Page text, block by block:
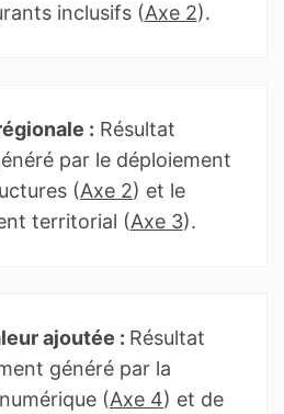
inclusifs (Axe 2).
: Résultat
par le déploiement
(Axe 2) et le
territorial (Axe 3).
ajoutée : Résultat
généré par la
(Axe 4) et de